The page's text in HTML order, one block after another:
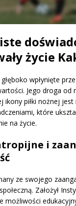
życie
wpłynięte
Jego droga od
ikony piłki nożnej jest
które
na życie.
i
ze swojego
Założył
możliwości